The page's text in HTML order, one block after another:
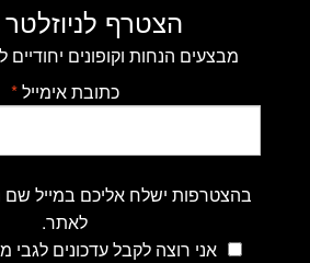
הצטרף
מבצעים הנחות וקופונים יחודיים
כתובת אימייל*
בהצטרפות ישלח אליכם במייל
לאתר.
אני רוצה לקבל עדכונים לגבי